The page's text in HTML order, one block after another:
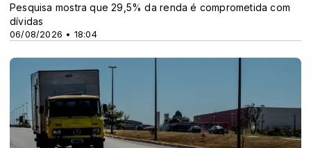
06/08/2026 • 18:04
Pesquisa mostra que 29,5% da renda é comprometida com
dívidas